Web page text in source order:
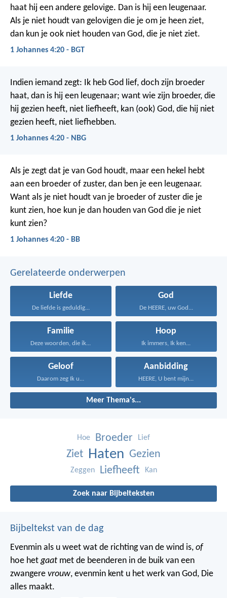
haat hij een andere gelovige. Dan is hij een leugenaar.
Als je niet houdt van gelovigen die je om je heen ziet,
dan kun je ook niet houden van God, die je niet ziet.
1 Johannes 4:20 - BGT
Indien iemand zegt: Ik heb God lief, doch zijn broeder
haat, dan is hij een leugenaar; want wie zijn broeder, die
hij gezien heeft, niet liefheeft, kan (ook) God, die hij niet
gezien heeft, niet liefhebben.
1 Johannes 4:20 - NBG
Als je zegt dat je van God houdt, maar een hekel hebt
aan een broeder of zuster, dan ben je een leugenaar.
Want als je niet houdt van je broeder of zuster die je
kunt zien, hoe kun je dan houden van God die je niet
kunt zien?
1 Johannes 4:20 - BB
Gerelateerde onderwerpen
Liefde
De liefde is geduldig...
God
De HEERE, uw God...
Familie
Deze woorden, die ik...
Hoop
Ik immers, Ik ken...
Geloof
Daarom zeg Ik u...
Aanbidding
HEERE, U bent mijn...
Meer Thema's...
Hoe Broeder Lief
Ziet Haten Gezien
Zeggen Liefheeft Kan
Zoek naar Bijbelteksten
Bijbeltekst van de dag
Evenmin als u weet wat de richting van de wind is, of
hoe hetgaat met de beenderen in de buik van een
zwangere vrouw, evenmin kent u het werk van God, Die
alles maakt.